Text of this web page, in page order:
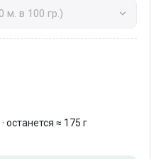
· останется ≈ 175 г